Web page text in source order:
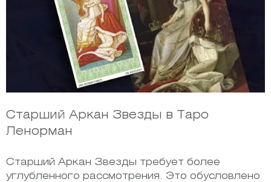
Старший Аркан Звезды в Таро
Ленорман
Старший Аркан Звезды требует более
углубленного рассмотрения. Это обусловлено